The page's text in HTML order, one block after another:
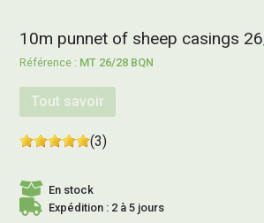
10m punnet of sheep casings
MT 26/28 BQN
Tout savoir
(3)
En stock
Expédition : 2 à 5 jours